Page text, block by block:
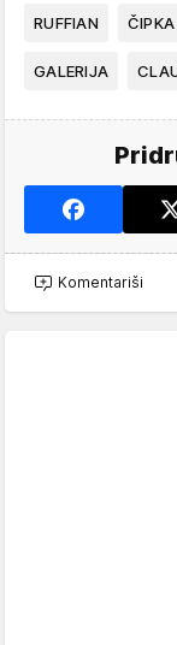
RUFFIAN ČIPKA
GALERIJA
Komentariši